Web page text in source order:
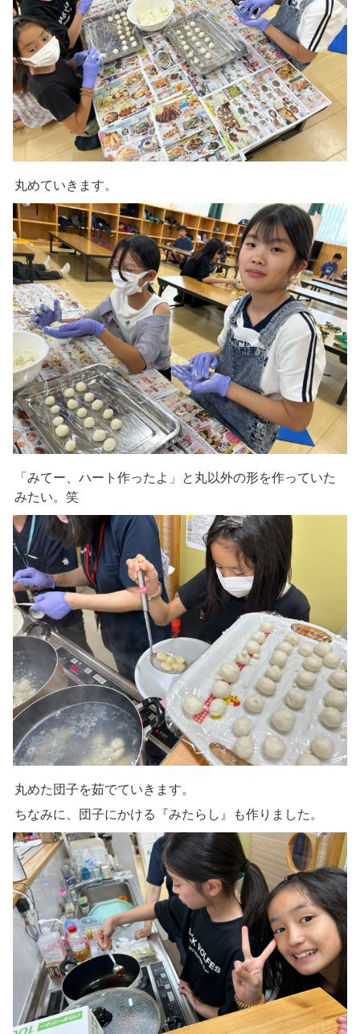
丸めていきます。
「みてー、ハート作ったよ」と丸以外の形を作っていた
みたい。笑
丸めた団子を茹でていきます。
ちなみに、団子にかける『みたらし』も作りました。